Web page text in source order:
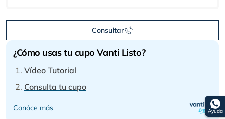
Ayuda
Consultar
¿Cómo usas tu cupo Vanti Listo?
Vídeo Tutorial
Consulta tu cupo
Conóce más